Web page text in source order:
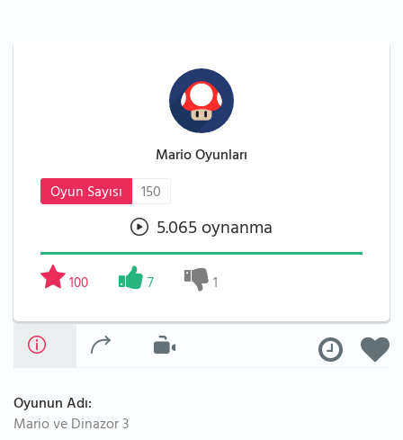
Mario Oyunları
Oyun Sayısı
150
5.065 oynanma
100 7 1
Oyunun Adı:
Mario ve Dinazor 3